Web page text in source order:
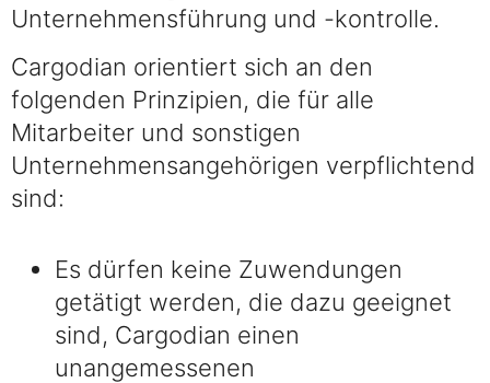
Unternehmensführung und -kontrolle.
Cargodian orientiert sich an den
folgenden Prinzipien, die für alle
Mitarbeiter und sonstigen
Unternehmensangehörigen verpflichtend
sind:
Es dürfen keine Zuwendungen
getätigt werden, die dazu geeignet
sind, Cargodian einen
unangemessenen